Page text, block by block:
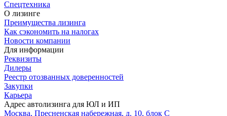
Спецтехника
О лизинге
Преимущества лизинга
Как сэкономить на налогах
Новости компании
Для информации
Реквизиты
Дилеры
Реестр отозванных доверенностей
Закупки
Карьера
Адрес автолизинга для ЮЛ и ИП
Москва, Пресненская набережная, д. 10, блок С